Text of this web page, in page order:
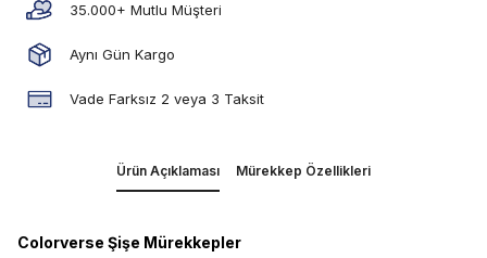
35.000+ Mutlu Müşteri
Aynı Gün Kargo
Vade Farksız 2 veya 3 Taksit
Ürün Açıklaması Mürekkep Özellikleri
Colorverse Şişe Mürekkepler